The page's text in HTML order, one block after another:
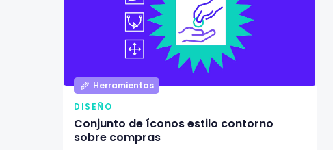
Herramientas
DISEÑO
Conjunto de íconos estilo contorno
sobre compras